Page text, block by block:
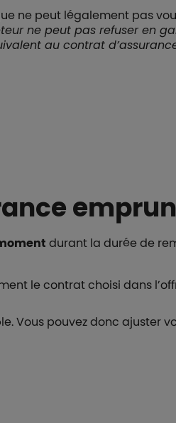
ne peut légalement pas
ne peut pas refuser en
au contrat
durant la durée de
le contrat choisi dans
Vous pouvez donc ajuster